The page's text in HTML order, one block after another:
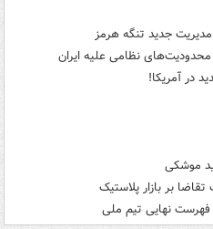
جدید تنگه هرمز
محدودیت‌های نظامی علیه ایران
در آمریکا!
موشکی
بر بازار پلاستیک